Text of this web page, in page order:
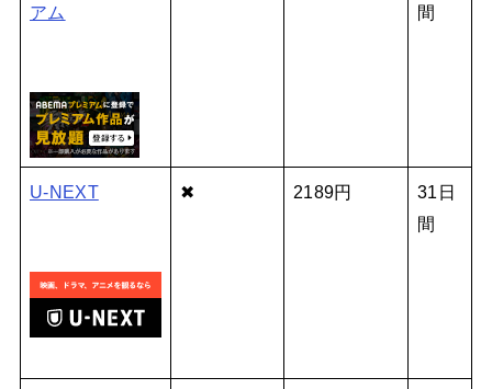
アム
間
U-NEXT ✖ 2189円
31日
間